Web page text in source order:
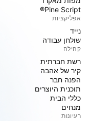
Pine Script®
אפליקציות
נייד
שולחן עבודה
קהילה
רשת חברתית
קיר של אהבה
הפנה חבר
תוכנית היוצרים
כללי הבית
מנחים
רעיונות